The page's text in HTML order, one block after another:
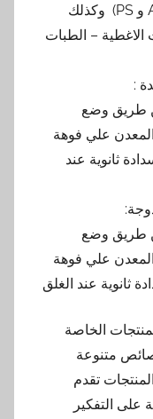
HDPEو PPو PVC و PETو ABS و PS) وكذلك
الاغطية – الطبات
:
طريق وضع
علي فوهة
ثانوية عند
طريق وضع
علي فوهة
ثانوية عند الغلق
الخاصة
متنوعة
تقدم
على التفكير